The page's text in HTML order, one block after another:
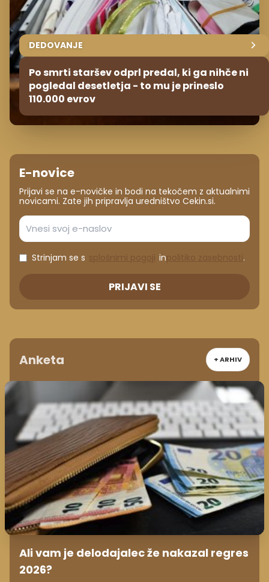
DEDOVANJE
Po smrti staršev odprl predal, ki ga nihče ni
pogledal desetletja - to mu je prineslo
110.000 evrov
E-novice
Prijavi se na e-novičke in bodi na tekočem z aktualnimi
novicami. Zate jih pripravlja uredništvo Cekin.si.
Strinjam se s in .
PRIJAVI SE
Anketa + ARHIV
Ali vam je delodajalec že nakazal regres
2026?